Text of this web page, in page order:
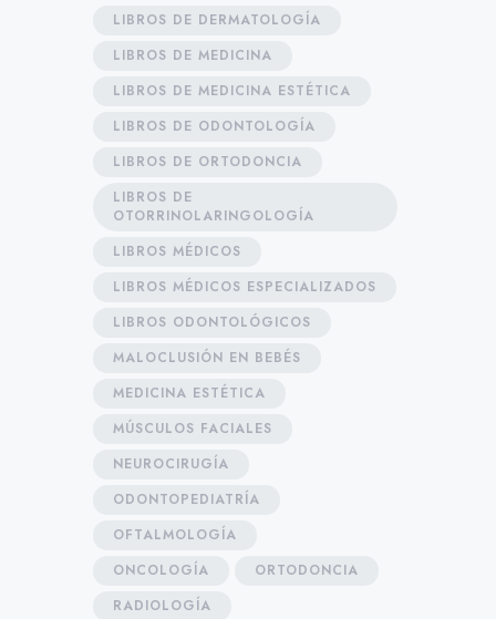
LIBROS DE DERMATOLOGÍA
LIBROS DE MEDICINA
LIBROS DE MEDICINA ESTÉTICA
LIBROS DE ODONTOLOGÍA
LIBROS DE ORTODONCIA
LIBROS DE
OTORRINOLARINGOLOGÍA
LIBROS MÉDICOS
LIBROS MÉDICOS ESPECIALIZADOS
LIBROS ODONTOLÓGICOS
MALOCLUSIÓN EN BEBÉS
MEDICINA ESTÉTICA
MÚSCULOS FACIALES
NEUROCIRUGÍA
ODONTOPEDIATRÍA
OFTALMOLOGÍA
ONCOLOGÍA
ORTODONCIA
RADIOLOGÍA